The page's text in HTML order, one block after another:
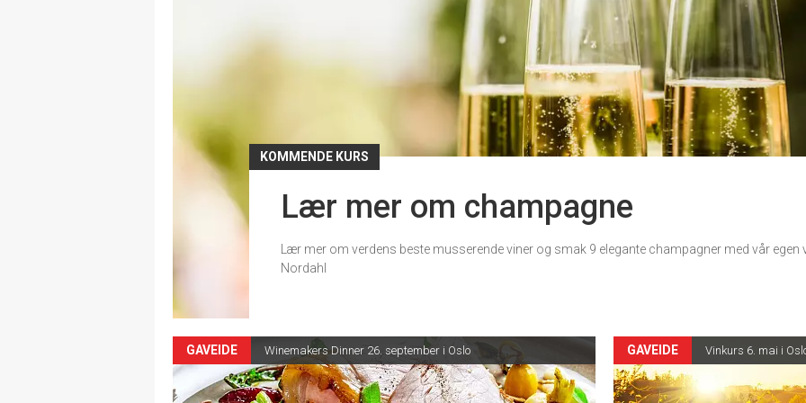
GAVEIDE Winemakers Dinner 26. september i Oslo GAVEIDE Vinkurs 6. mai i
KOMMENDE KURS
Lær mer om champagne
Lær mer om verdens beste musserende viner og smak 9 elegante champagner med vår egen
Nordahl